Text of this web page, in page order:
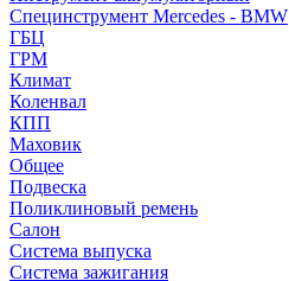
Специнструмент Mercedes - BMW
ГБЦ
ГРМ
Климат
Коленвал
КПП
Маховик
Общее
Подвеска
Поликлиновый ремень
Салон
Система выпуска
Система зажигания